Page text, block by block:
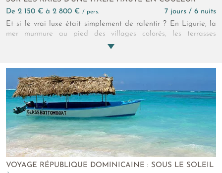
de 2 150 € à 2 800 € / pers.
7 jours / 6 nuits
Et si le vrai luxe était simplement de ralentir ? En Ligurie, la
mer murmure au pied des villages colorés, les terrasses
s’ouvrent vers l’inconnu et les détours vous font perdre la tête.
VOYAGE RÉPUBLIQUE DOMINICAINE : SOUS LE SOLEIL